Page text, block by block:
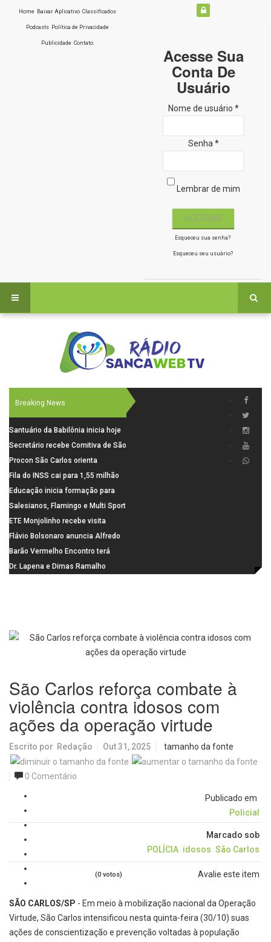
Home Baixar Aplicativo Classificados
Podcasts Política de Privacidade
Publicidade Contato
Acesse Sua
Conta De
Usuário
Nome de usuário *
Senha *
Lembrar de mim
Esqueceu sua senha?
Esqueceu seu usuário?
Breaking News
Santuário da Babilônia inicia hoje
(06), uma programação especial
para os seus 160 anos de história.
Secretário recebe Comitiva de São
Carlos para debater investimentos
em rodovias
Procon São Carlos orienta
consumidores sobre cuidados
nas compras para o Dia dos Pais
Fila do INSS cai para 1,55 milhão
em julho, com alta de 66,5% nos
pedidos negados em 2026
Educação inicia formação para
elaboração do novo Plano
Municipal
Salesianos, Flamingo e Multi Sport
vão representar São Carlos no
campeonato Estadual
ETE Monjolinho recebe visita
científica da FAPESP
Flávio Bolsonaro anuncia Alfredo
Gaspar, relator da comissão do
INSS, como vice
Barão Vermelho Encontro terá
data extra em Belo Horizonte
Dr. Lapena e Dimas Ramalho
São Carlos reforça combate à
violência contra idosos com
ações da operação virtude
Escrito por Redação Out 31, 2025 tamanho da fonte
0 Comentário
Publicado em
Policial
Marcado sob
POLÍCIA idosos São Carlos
Avalie este item
(0 votos)
SÃO CARLOS/SP - Em meio à mobilização nacional da Operação
Virtude, São Carlos intensificou nesta quinta-feira (30/10) suas
ações de conscientização e prevenção voltadas à população